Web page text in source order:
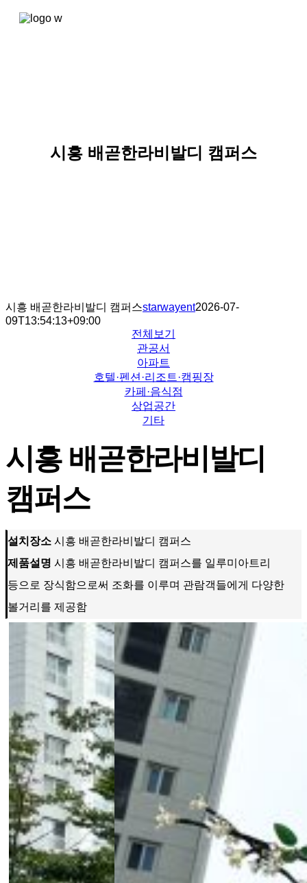
콘텐츠로
건너뛰기
시흥 배곧한라비발디 캠퍼스
시흥 배곧한라비발디 캠퍼스starwayent2026-07-
09T13:54:13+09:00
전체보기
관공서
아파트
호텔·펜션·리조트·캠핑장
카페·음식점
상업공간
기타
시흥 배곧한라비발디
캠퍼스
설치장소 시흥 배곧한라비발디 캠퍼스
제품설명 시흥 배곧한라비발디 캠퍼스를 일루미아트리
등으로 장식함으로써 조화를 이루며 관람객들에게 다양한
볼거리를 제공함